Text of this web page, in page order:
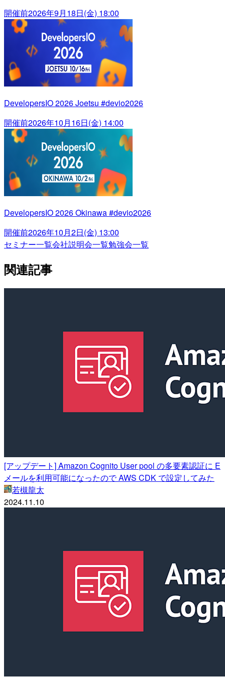
開催前2026年9月18日(金) 18:00
DevelopersIO 2026 Joetsu #devio2026
開催前2026年10月16日(金) 14:00
DevelopersIO 2026 Okinawa #devio2026
開催前2026年10月2日(金) 13:00
セミナー一覧会社説明会一覧勉強会一覧
関連記事
[アップデート] Amazon Cognito User pool の多要素認証に E
メールを利用可能になったので AWS CDK で設定してみた
若槻龍太
2024.11.10